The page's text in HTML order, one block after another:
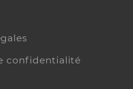
confidentialité